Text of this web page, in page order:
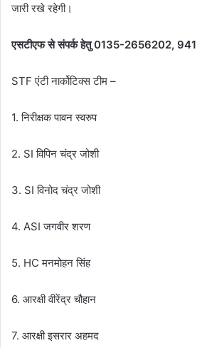
जारी रखे रहेगी।
एसटीएफ से संपर्क हेतु 0135-2656202,
STF एंटी नार्कोटिक्स टीम –
1. निरीक्षक पावन स्वरुप
2. SI विपिन चंद्र जोशी
3. SI विनोद चंद्र जोशी
4. ASI जगवीर शरण
5. HC मनमोहन सिंह
6. आरक्षी वीरेंद्र चौहान
7. आरक्षी इसरार अहमद